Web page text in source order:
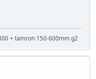
+ tamron 150-600mm g2